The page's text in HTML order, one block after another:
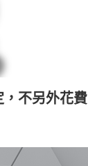
不另外花費